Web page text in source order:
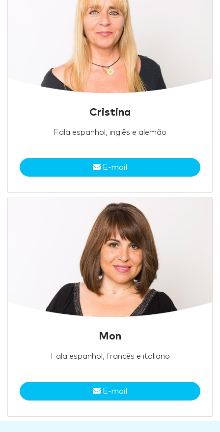
Cristina
Fala espanhol, inglês e alemão
E-mail
Mon
Fala espanhol, francês e italiano
E-mail